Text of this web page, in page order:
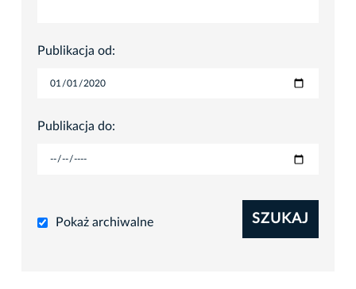
Publikacja od:
Publikacja do:
Pokaż archiwalne SZUKAJ